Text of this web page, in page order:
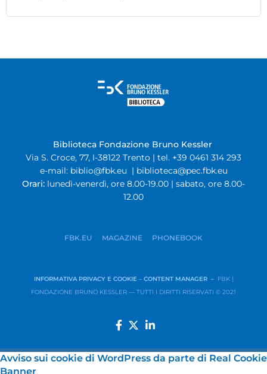
Biblioteca Fondazione Bruno Kessler
Via S. Croce, 77, I-38122 Trento | tel. +39 0461 314 293
e-mail: biblio@fbk.eu | biblioteca@pec.fbk.eu
Orari: lunedì-venerdì, ore 8.00-19.00 | sabato, ore 8.00-
12.00
FBK.EU MAGAZINE PHONEBOOK
INFORMATIVA PRIVACY E COOKIE – CONTENT MANAGER – FBK |
FONDAZIONE BRUNO KESSLER — TUTTI I DIRITTI RISERVATI © 2021
Avviso sui cookie di WordPress da parte di Real Cookie
Banner